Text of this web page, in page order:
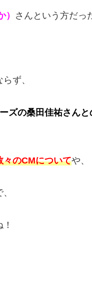
さんという方だっ
ず、
ズの桑田佳祐さん
々のCMについてや、